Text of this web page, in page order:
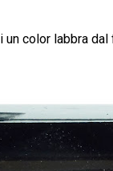
un color labbra